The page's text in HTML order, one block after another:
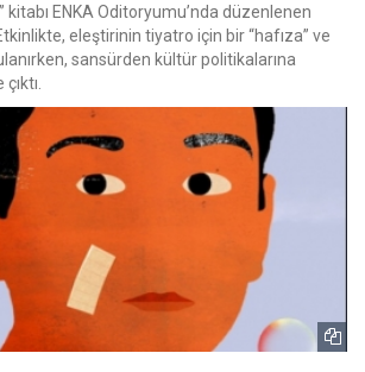
kitabı ENKA Oditoryumu’nda düzenlenen
eleştirinin tiyatro için bir “hafıza” ve
sansürden kültür politikalarına